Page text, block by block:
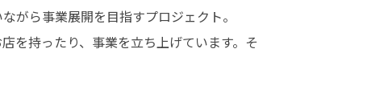
がら事業展開を目指すプロジェクト。
を持ったり、事業を立ち上げています。そ